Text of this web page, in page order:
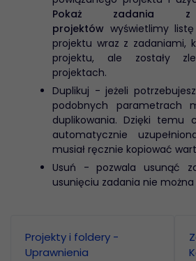
Pokaż zadania z
projektów wyświetlimy
projektu wraz z zadaniami,
projektu, ale zostały
projektach.
Duplikuj - jeżeli
podobnych parametrach
duplikowania. Dzięki temu
automatycznie
musiał ręcznie kopiować
Usuń - pozwala usunąć
usunięciu zadania nie
Projekty i foldery -
Uprawnienia